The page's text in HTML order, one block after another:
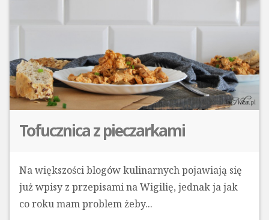
Tofucznica z pieczarkami
Na większości blogów kulinarnych pojawiają się
już wpisy z przepisami na Wigilię, jednak ja jak
co roku mam problem żeby...